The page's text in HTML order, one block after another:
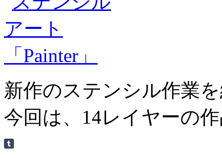
新作のステンシル作業
今回は、14レイヤーの